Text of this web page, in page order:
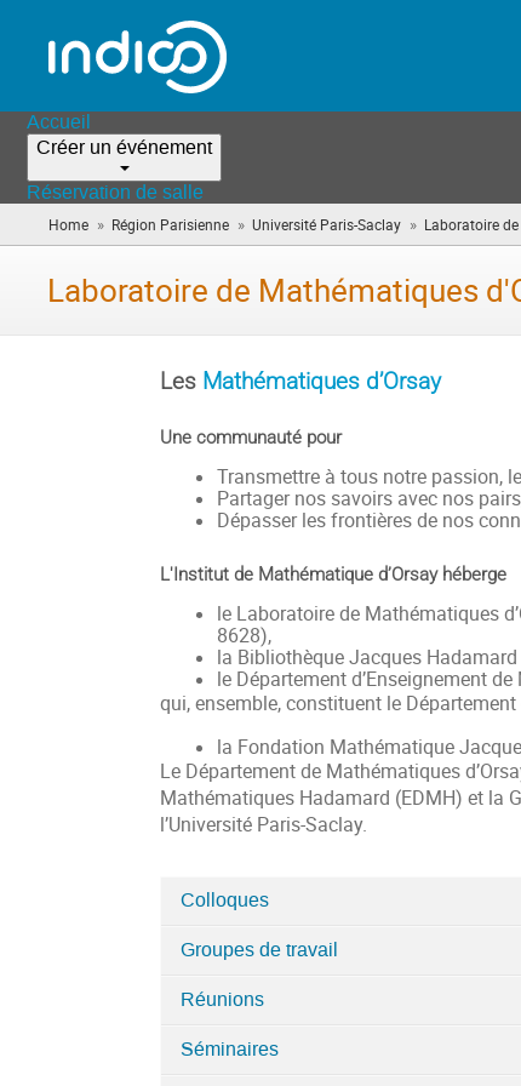
Accueil
Créer un événement
Réservation de salle
Home » Région Parisienne » Université Paris-Saclay » Laboratoire
Laboratoire de Mathématiques
Les Mathématiques d’Orsay
Une communauté pour
Transmettre à tous notre passion,
Partager nos savoirs avec nos
Dépasser les frontières de nos
L'Institut de Mathématique d’Orsay héberge
le Laboratoire de Mathématiques
8628),
la Bibliothèque Jacques
le Département d’Enseignement
qui, ensemble, constituent le
la Fondation Mathématique
Le Département de Mathématiques
Mathématiques Hadamard (EDMH) et la
l’Université Paris-Saclay.
dans
Laboratoire
Mathématiques
Colloques
Groupes de travail
Réunions
Séminaires